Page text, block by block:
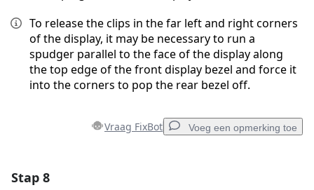
To release the clips in the far left and right corners
of the display, it may be necessary to run a
spudger parallel to the face of the display along
the top edge of the front display bezel and force it
into the corners to pop the rear bezel off.
Vraag FixBot Voeg een opmerking toe
Stap 8